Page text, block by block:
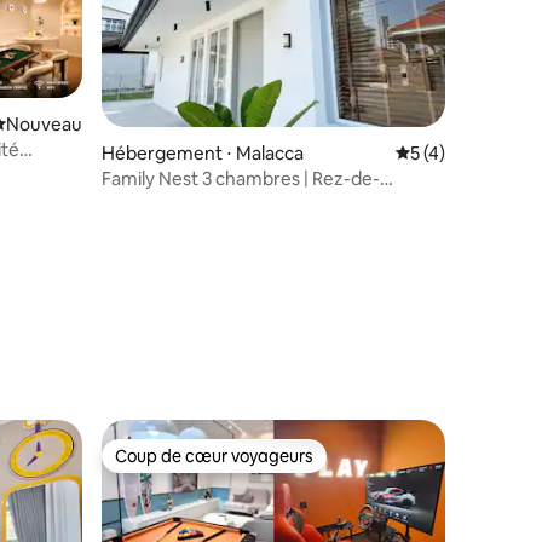
: 4,93 sur 5
hébergement
Nouveau
Hébergement ⋅ Malacca Évaluation
5 (4)
Family Nest 3 chambres | Rez-de-
Coup de cœur voyageurs
Coup de cœur voyageurs